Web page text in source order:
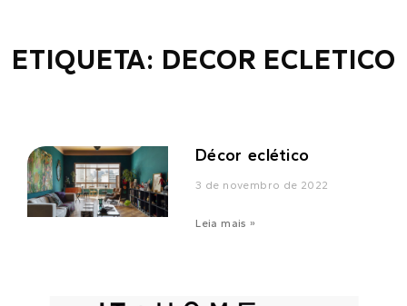
ETIQUETA: DECOR ECLETICO
Décor eclético
3 de novembro de 2022
Leia mais »